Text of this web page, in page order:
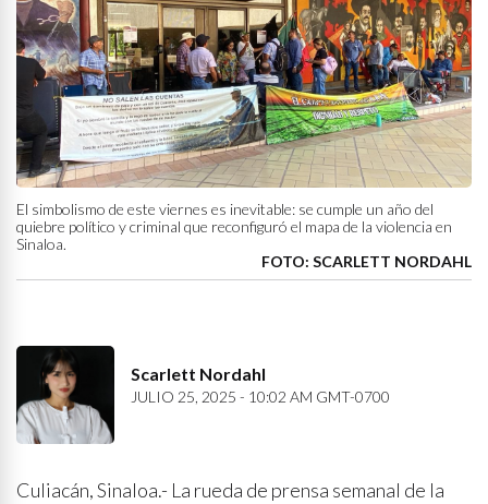
El simbolismo de este viernes es inevitable: se cumple un año del
quiebre político y criminal que reconfiguró el mapa de la violencia en
Sinaloa.
FOTO: SCARLETT NORDAHL
Scarlett Nordahl
JULIO 25, 2025 - 10:02 AM GMT-0700
Culiacán, Sinaloa.- La rueda de prensa semanal de la